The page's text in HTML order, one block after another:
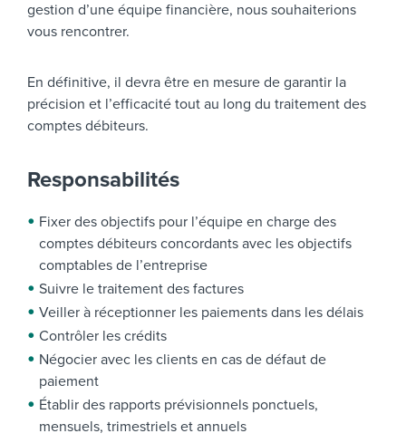
gestion d’une équipe financière, nous souhaiterions
vous rencontrer.
En définitive, il devra être en mesure de garantir la
précision et l’efficacité tout au long du traitement des
comptes débiteurs.
Responsabilités
Fixer des objectifs pour l’équipe en charge des
comptes débiteurs concordants avec les objectifs
comptables de l’entreprise
Suivre le traitement des factures
Veiller à réceptionner les paiements dans les délais
Contrôler les crédits
Négocier avec les clients en cas de défaut de
paiement
Établir des rapports prévisionnels ponctuels,
mensuels, trimestriels et annuels